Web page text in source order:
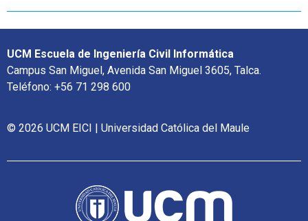
UCM Escuela de Ingeniería Civil Informática
Campus San Miguel, Avenida San Miguel 3605, Talca.
Teléfono: +56 71 298 600
© 2026 UCM EICI | Universidad Católica del Maule